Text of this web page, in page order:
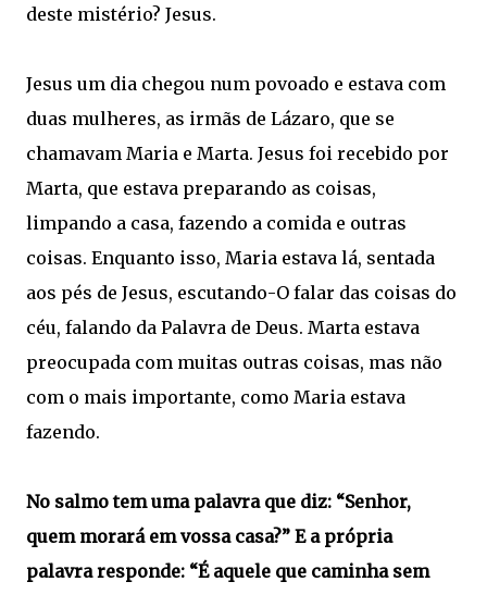
deste mistério? Jesus.
Jesus um dia chegou num povoado e estava com
duas mulheres, as irmãs de Lázaro, que se
chamavam Maria e Marta. Jesus foi recebido por
Marta, que estava preparando as coisas,
limpando a casa, fazendo a comida e outras
coisas. Enquanto isso, Maria estava lá, sentada
aos pés de Jesus, escutando-O falar das coisas do
céu, falando da Palavra de Deus. Marta estava
preocupada com muitas outras coisas, mas não
com o mais importante, como Maria estava
fazendo.
No salmo tem uma palavra que diz: “Senhor,
quem morará em vossa casa?” E a própria
palavra responde: “É aquele que caminha sem